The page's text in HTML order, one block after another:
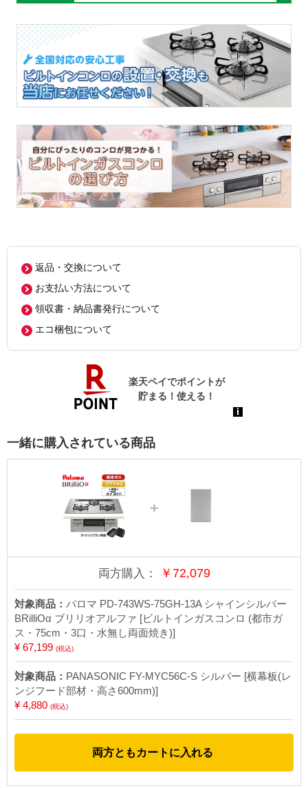
返品・交換について
お支払い方法について
領収書・納品書発行について
エコ梱包について
一緒に購入されている商品
＋
両方購入： ￥ 72,079
対象商品： パロマ PD-743WS-75GH-13A シャインシルバー
BRilliOα ブリリオアルファ [ビルトインガスコンロ (都市ガ
ス・75cm・3口・水無し両面焼き)]
¥ 67,199 (税込)
対象商品： PANASONIC FY-MYC56C-S シルバー [横幕板(レ
ンジフード部材・高さ600mm)]
¥ 4,880 (税込)
両方ともカートに入れる